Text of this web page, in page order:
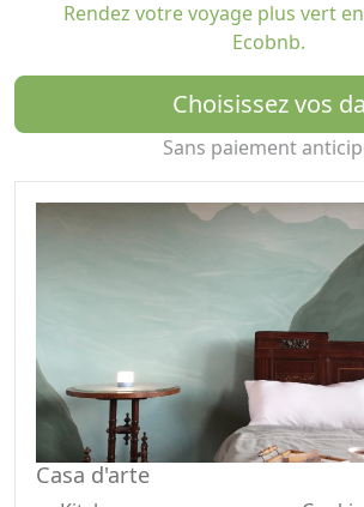
809 mètres d'altitude, à seulement 7
lac d'Orta. Lors de balades dans le
voisines vous pourrez profiter de
les montagnes et le lac.
Il y a plusieurs restaurants (pizzeria +
un petit supermarché dans le village
Sopra, à 1 km.
La ville animée d'Omegna est située
bord du lac et propose des plages,
boutiques et un musée interactif.
Le magnifique centre historique
accessible en 30 minutes en voiture
vous pouvez faire une excursion en
du monastère.
IMPORTANT : La maison dispose de
Rendez votre voyage plus vert
Ecobnb.
Choisissez vos
Sans paiement
Casa d'arte